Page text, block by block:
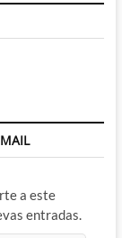
a este
entradas.